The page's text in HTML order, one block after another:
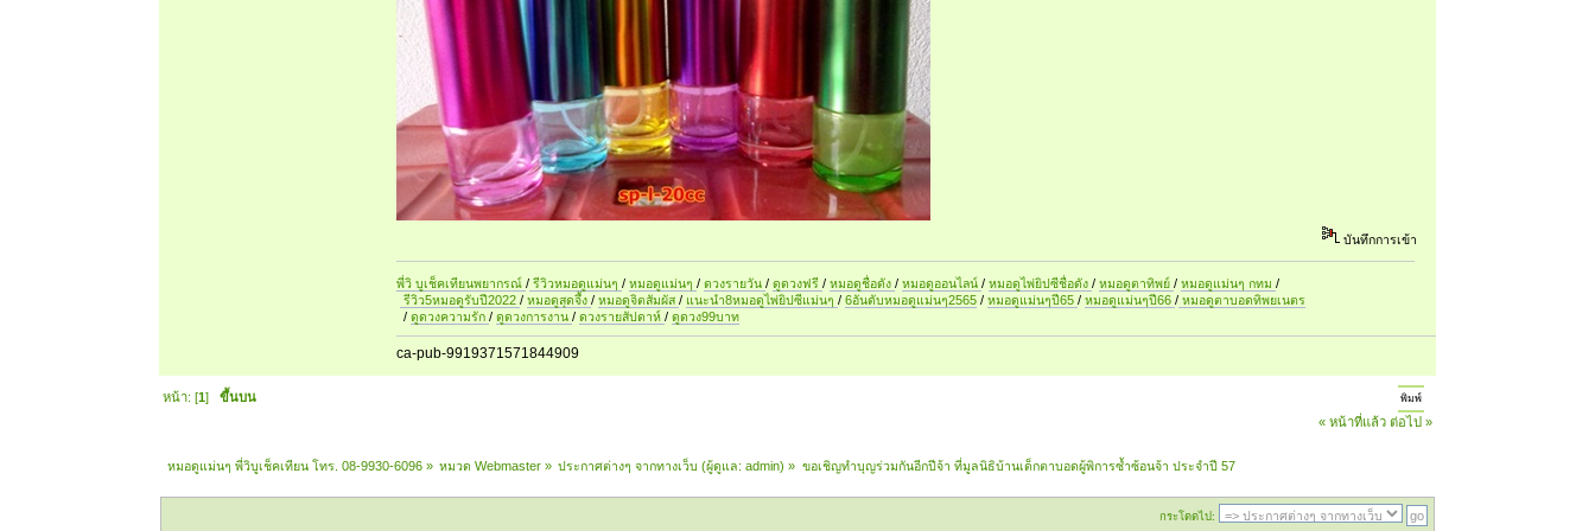
บันทึกการเข้า
พี่วิ บูเช็คเทียนพยากรณ์/ รีวิวหมอดูแม่นๆ/หมอดูแม่นๆ/ดวงรายวัน/ดูดวงฟรี/หมอดูชื่อดัง/หมอดูออนไลน์/หมอดูไพ่ยิปซีชื่อดัง/หมอดูตาทิพย์/หมอดูแม่นๆ กทม/
รีวิว5หมอดูรับปี2022/หมอดูสุดจึ้ง/หมอดูจิตสัมผัส/ แนะนำ8หมอดูไพ่ยิปซีแม่นๆ/6อันดับหมอดูแม่นๆ2565 /หมอดูแม่นๆปี65/หมอดูแม่นๆปี66/ หมอดูตาบอดทิพยเนตร
/ดูดวงความรัก/ดูดวงการงาน/ดวงรายสัปดาห์/ดูดวง99บาท
ca-pub-9919371571844909
พิมพ์
หน้า: [1] ขึ้นบน
« หน้าที่แล้ว ต่อไป »
หมอดูแม่นๆ พี่วิบูเช็คเทียน โทร. 08-9930-6096» หมวด Webmaster» ประกาศต่างๆ จากทางเว็บ (ผู้ดูแล:admin) » ขอเชิญทำบุญร่วมกันอีกปีจ้า ที่มูลนิธิบ้านเด็กตาบอดผู้พิการซ้ำซ้อนจ้า ประจำปี 57
กระโดดไป: